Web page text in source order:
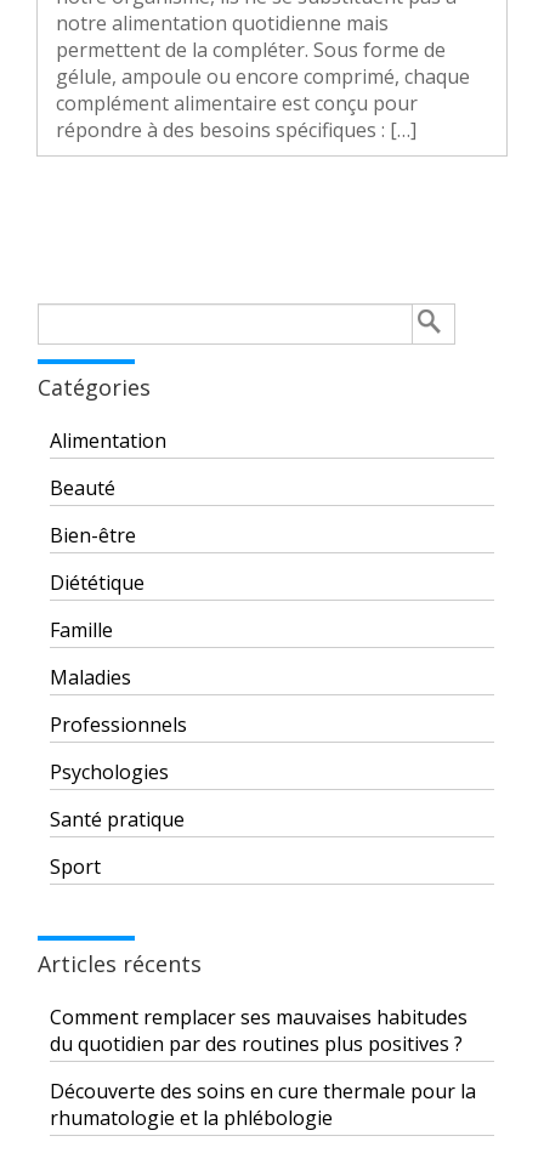
notre alimentation quotidienne mais
permettent de la compléter. Sous forme de
gélule, ampoule ou encore comprimé, chaque
complément alimentaire est conçu pour
répondre à des besoins spécifiques : […]
Catégories
Alimentation
Beauté
Bien-être
Diététique
Famille
Maladies
Professionnels
Psychologies
Santé pratique
Sport
Articles récents
Comment remplacer ses mauvaises habitudes
du quotidien par des routines plus positives ?
Découverte des soins en cure thermale pour la
rhumatologie et la phlébologie